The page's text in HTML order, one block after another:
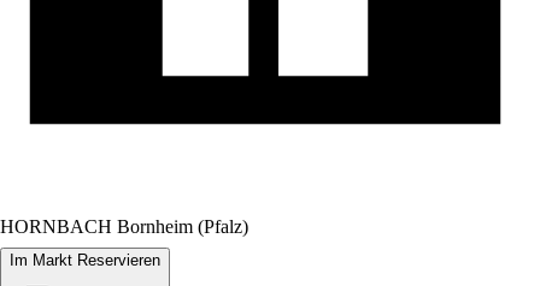
HORNBACH Bornheim (Pfalz)
Im Markt Reservieren